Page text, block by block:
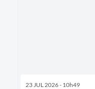
23 JUL 2026 - 10h49